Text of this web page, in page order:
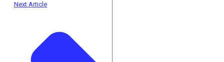
Next Article